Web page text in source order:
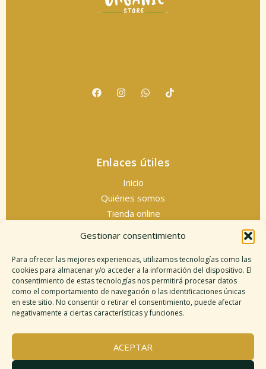
Gestionar consentimiento
Para ofrecer las mejores experiencias, utilizamos tecnologías como las
cookies para almacenar y/o acceder a la información del dispositivo. El
consentimiento de estas tecnologías nos permitirá procesar datos
como el comportamiento de navegación o las identificaciones únicas
en este sitio. No consentir o retirar el consentimiento, puede afectar
negativamente a ciertas características y funciones.
ACEPTAR
Enlaces útiles
Inicio
Quiénes somos
Tienda online
Información legal
Descargo de responsabilidad
Política de cookies